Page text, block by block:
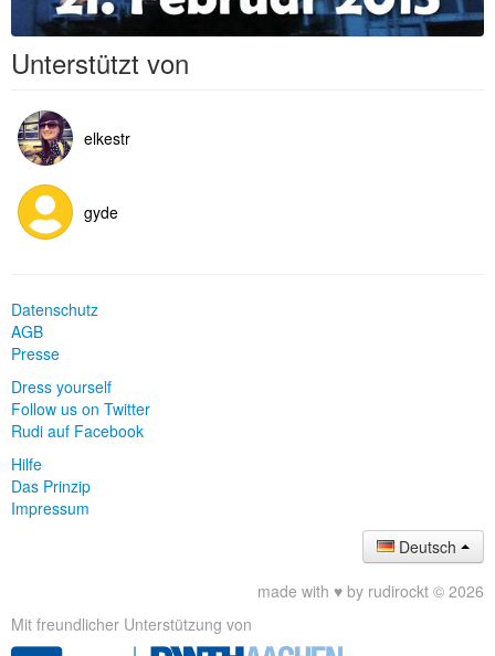
Unterstützt von
elkestr
gyde
Datenschutz
AGB
Presse
Dress yourself
Follow us on Twitter
Rudi auf Facebook
Hilfe
Das Prinzip
Impressum
Deutsch
made with ♥ by rudirockt © 2026
Mit freundlicher Unterstützung von